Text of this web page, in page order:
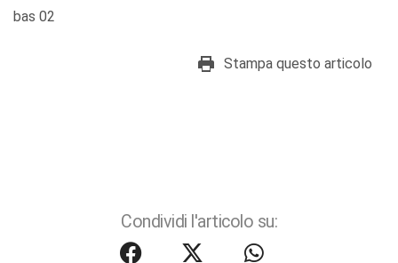
bas 02
Stampa questo articolo
Condividi l'articolo su: